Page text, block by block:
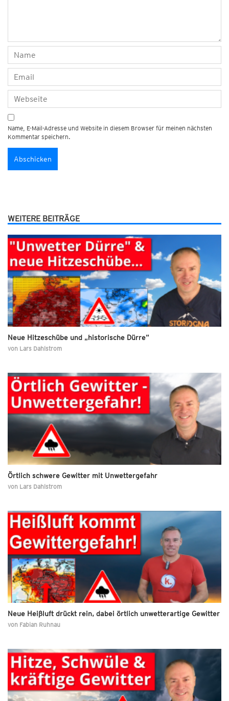
Name, E-Mail-Adresse und Website in diesem Browser für meinen nächsten
Kommentar speichern.
WEITERE BEITRÄGE
Neue Hitzeschübe und „historische Dürre“
von Lars Dahlstrom
Örtlich schwere Gewitter mit Unwettergefahr
von Lars Dahlstrom
Neue Heißluft drückt rein, dabei örtlich unwetterartige Gewitter
von Fabian Ruhnau